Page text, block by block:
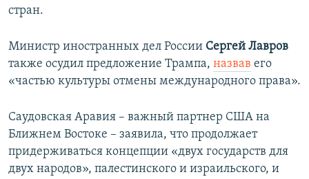
стран.
Министр иностранных дел России Сергей Лавров
также осудил предложение Трампа, назвав его
«частью культуры отмены международного права».
Саудовская Аравия – важный партнер США на
Ближнем Востоке – заявила, что продолжает
придерживаться концепции «двух государств для
двух народов», палестинского и израильского, и